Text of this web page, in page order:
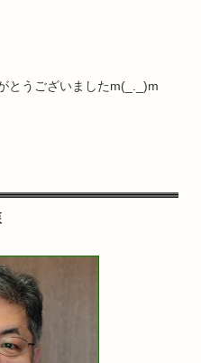
とうございましたm(_._)m